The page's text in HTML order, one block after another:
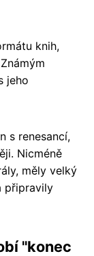
knih,
jeho
s renesancí,
Nicméně
měly velký
připravily
"konec